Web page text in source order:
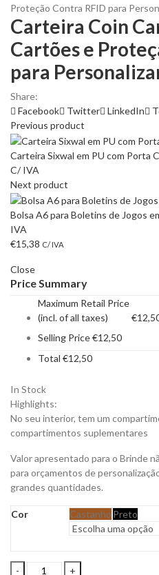
Proteção Contra RFID para
Carteira Coin
Cartões e
para
Share:
Facebook
Twitter LinkedIn
Previous product
Carteira Sixwal em PU com Porta
C/ IVA
Next product
Bolsa A6 para Boletins de Jogos
IVA
€15,38 C/ IVA
Close
Price Summary
Maximum Retail Price
(incl. of all taxes)
€
Selling Price€12,50
Total €12,50
In Stock
Highlights:
No seu interior, tem um
compartimentos suplementares
Valor apresentado para o Brinde
para orçamentos de
grandes quantidades.
Cor Castanho Preto
Carteira